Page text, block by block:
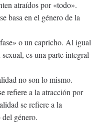
atraídos por «todo».
basa en el género de la
o un capricho. Al igual
es una parte integral
no son lo mismo.
refiere a la atracción por
se refiere a la
género.